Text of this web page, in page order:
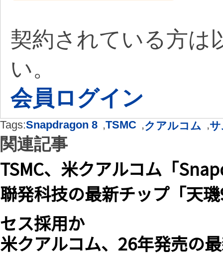
契約されている方は
い。
会員ログイン
Tags:Snapdragon 8 ,TSMC ,クアルコム ,
関連記事
TSMC、米クアルコム「
聯発科技の最新チップ「天
セス採用か
米クアルコム、26年発売の